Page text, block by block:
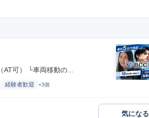
可） └車両移動の...
経験者歓迎 +3個
気になる